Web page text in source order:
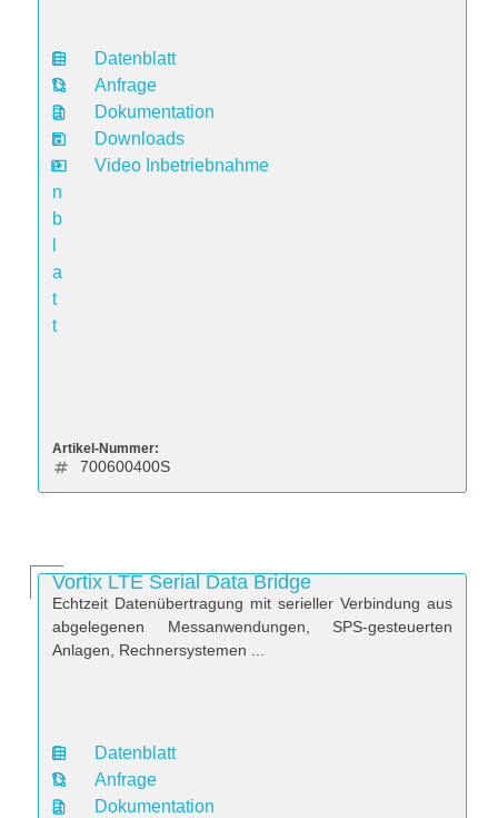
D
a
t
e
n
b
a
t
t
Datenblatt
Anfrage
Dokumentation
Downloads
Video Inbetriebnahme
Artikel-Nummer:
700600400S
Vortix LTE Serial Data Bridge
Echtzeit Datenübertragung mit serieller Verbindung aus
abgelegenen Messanwendungen, SPS-gesteuerten
Anlagen, Rechnersystemen ...
D
a
Datenblatt
Anfrage
Dokumentation